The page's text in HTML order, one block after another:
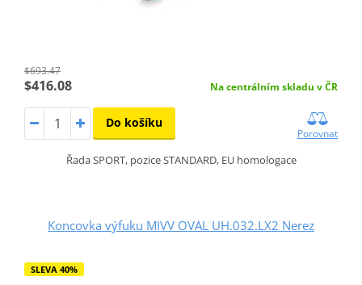
$693.47
$416.08 Na centrálním skladu v ČR
Do košíku
Porovnat
Řada SPORT, pozice STANDARD, EU homologace
Koncovka výfuku MIVV OVAL UH.032.LX2 Nerez
SLEVA 40%